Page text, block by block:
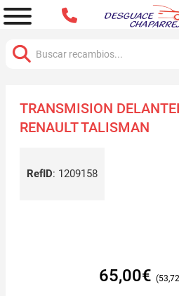
TRANSMISION
RENAULT TALISMAN
RefID: 1209158
65,00€ 53,72